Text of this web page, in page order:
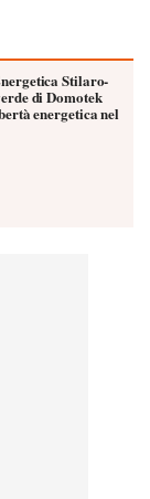
Stilaro-
di Domotek
energetica nel